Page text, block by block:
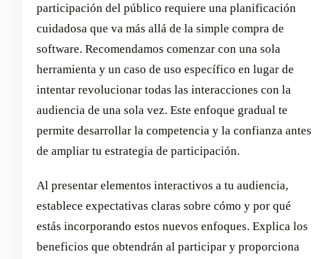
participación del público requiere una planificación
cuidadosa que va más allá de la simple compra de
software. Recomendamos comenzar con una sola
herramienta y un caso de uso específico en lugar de
intentar revolucionar todas las interacciones con la
audiencia de una sola vez. Este enfoque gradual te
permite desarrollar la competencia y la confianza antes
de ampliar tu estrategia de participación.
Al presentar elementos interactivos a tu audiencia,
establece expectativas claras sobre cómo y por qué
estás incorporando estos nuevos enfoques. Explica los
beneficios que obtendrán al participar y proporciona